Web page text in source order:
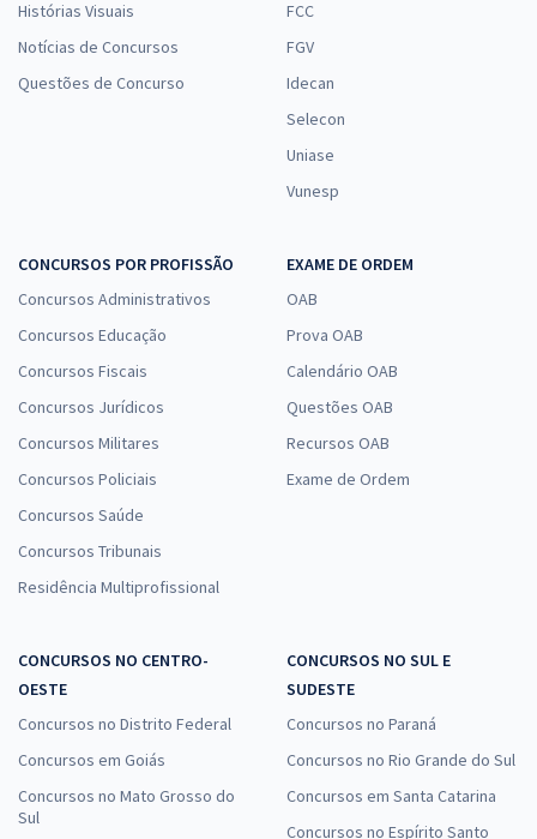
Histórias Visuais
Notícias de Concursos
Questões de Concurso
FCC
FGV
Idecan
Selecon
Uniase
Vunesp
CONCURSOS POR PROFISSÃO
Concursos Administrativos
Concursos Educação
Concursos Fiscais
Concursos Jurídicos
Concursos Militares
Concursos Policiais
Concursos Saúde
Concursos Tribunais
Residência Multiprofissional
EXAME DE ORDEM
OAB
Prova OAB
Calendário OAB
Questões OAB
Recursos OAB
Exame de Ordem
CONCURSOS NO CENTRO-
OESTE
Concursos no Distrito Federal
Concursos em Goiás
Concursos no Mato Grosso do
Sul
CONCURSOS NO SUL E
SUDESTE
Concursos no Paraná
Concursos no Rio Grande do Sul
Concursos em Santa Catarina
Concursos no Espírito Santo